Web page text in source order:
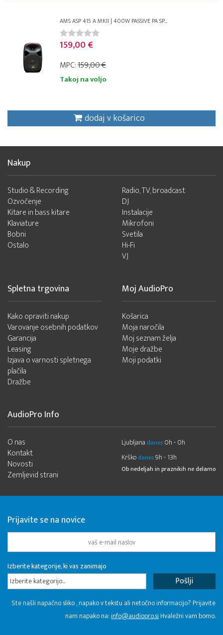
AMS ASP 415 A MKII | 400W PASSIVE PA SP...
159,00 €
MPC:159,00 €
Takoj na voljo
dodaj v košarico
Nakup
Studio & Recording
Ozvočenje
Kitare in bass kitare
Klaviature
Bobni
Ostalo
Radio, TV, broadcast
DJ
Instalacije
Mikrofoni
Svetila
Hi-Fi
VJ
Spletna trgovina
Kako opraviti nakup
Varovanje osebnih podatkov
Garancija
Leasing
Izjava o varnosti spletnega
plačila
Dražbe
Moj AudioPro
Košarica
Moja naročila
Moj seznam želja
Moje dražbe
Moji podatki
AudioPro Info
O nas
Kontakt
Novosti
Zemljevid strani
Ljubljana danes 0h - 0h
Krško danes9h - 13h
Ob nedeljah in praznikih ne delamo
Prijavite se na novice
Izberite kategorije, ki vas zanimajo
Izberite kategorijo...
Ste našli napačno sliko , napako v tekstu ali netočno informacijo? Prijavite
nam napako na:info@audiopro.siHvaležni vam bomo.